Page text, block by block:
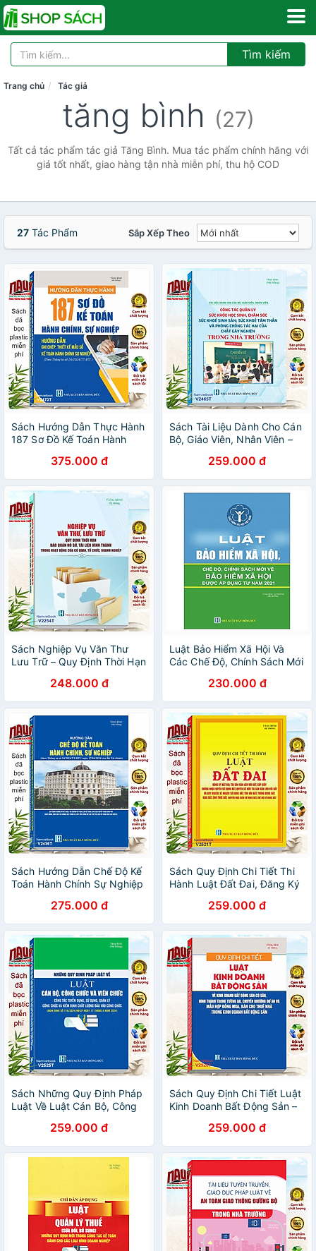
Tìm kiếm
Trang chủ Tác giả
tăng bình (27)
Tất cả tác phẩm tác giả Tăng Bình. Mua tác phẩm chính hãng với
giá tốt nhất, giao hàng tận nhà miễn phí, thu hộ COD
27 Tác Phẩm Sắp Xếp Theo
Sách Hướng Dẫn Thực Hành
187 Sơ Đồ Kế Toán Hành
Thông tư số 24/2024/TT-
BTC (V2473T)
375.000 đ
Sách Tài Liệu Dành Cho Cán
Bộ, Giáo Viên, Nhân Viên –
Học Sinh, Chăm Sóc Sức
Khỏe Sinh Sản, Sức Khỏe
Tâm Thần và Phòng Chống
Tác Hại Của Chất Gây
Nghiện Trong Nhà Trường -
259.000 đ
Sách Nghiệp Vụ Văn Thư
Lưu Trữ – Quy Định Thời Hạn
Hình Thành Trong Hoạt
Động Của Cơ Quan, Tổ
Chức, Doanh Nghiệp -
V2254T
248.000 đ
Luật Bảo Hiểm Xã Hội Và
Các Chế Độ, Chính Sách Mới
Dụng Từ Năm 2021
230.000 đ
Sách Hướng Dẫn Chế Độ Kế
Toán Hành Chính Sự Nghiệp
BTC (V2456T)275.000 đ
Sách Quy Định Chi Tiết Thi
Hành Luật Đất Đai, Đăng Ký
Đất, Cấp Giấy Chứng Nhận
Quyền Sử Dụng Đất -
V2521T
259.000 đ
Sách Những Quy Định Pháp
Luật Về Luật Cán Bộ, Công
Tác Tuyển Dụng, Sử Dụng,
Quản Lý Công Chức -
V2525T
259.000 đ
Sách Quy Định Chi Tiết Luật
Kinh Doanh Bất Động Sản –
Cho Thuê Nhà Trong Kinh
Doanh Bất Động Sản
(V2520T)
259.000 đ